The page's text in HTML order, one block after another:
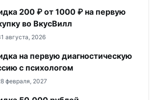
200 ₽ от 1000 ₽ на первую
во ВкусВилл
августа, 2026
на первую диагностическую
с психологом
февраля, 2027